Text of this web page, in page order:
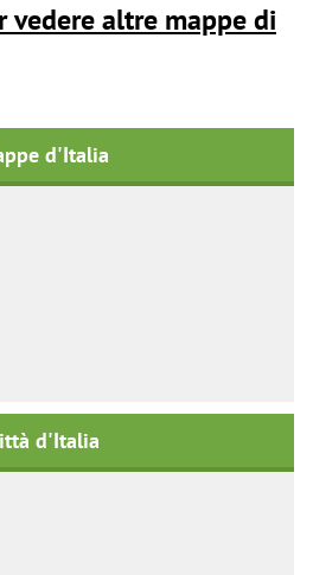
vedere altre mappe di
d'Italia
d'Italia